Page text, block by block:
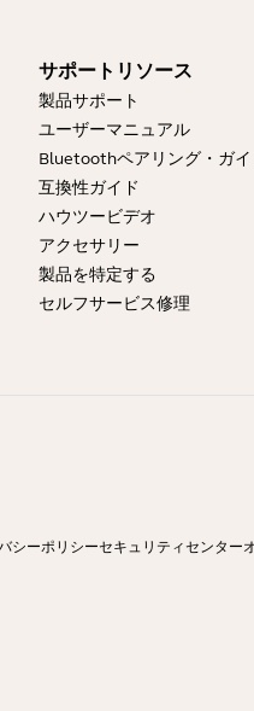
サポートリソース
製品サポート
ユーザーマニュアル
Bluetoothペアリング・ガイ
互換性ガイド
ハウツービデオ
アクセサリー
製品を特定する
セルフサービス修理
シーポリシーセキュリティセンター